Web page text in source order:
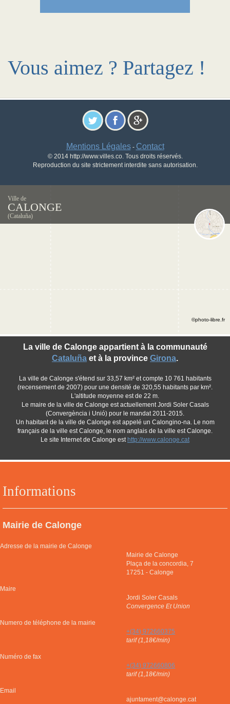
Vous aimez ? Partagez !
Mentions Légales- Contact
© 2014 http://www.villes.co. Tous droits réservés.
Reproduction du site strictement interdite sans autorisation.
Ville de
CALONGE
(Cataluña)
Informations
Mairie de Calonge
Adresse de la mairie de Calonge
Mairie de Calonge
Plaça de la concordia, 7
17251 -Calonge
Maire
Jordi Soler Casals
Convergence Et Union
Numero de téléphone de la mairie
+(34) 972660375
tarif (1,18€/min)
Numéro de fax
+(34) 972660806
tarif (1,18€/min)
Email
ajuntament@calonge.cat
La ville de Calonge appartient à la communauté
Cataluña et à la province Girona.
La ville de Calonge s'étend sur 33,57 km² et compte 10 761 habitants
(recensement de 2007) pour une densité de 320,55 habitants par km².
L'altitude moyenne est de 22 m.
Le maire de la ville de Calonge est actuellement Jordi Soler Casals
(Convergència i Unió) pour le mandat 2011-2015.
Un habitant de la ville de Calonge est appelé un Calongino-na. Le nom
français de la ville est Calonge, le nom anglais de la ville est Calonge.
Le site Internet de Calonge est http://www.calonge.cat
©photo-libre.fr